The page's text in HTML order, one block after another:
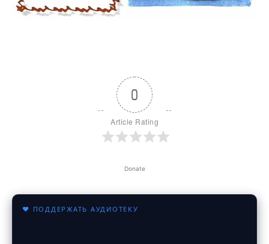
0
Article Rating
Donate
♥ ПОДДЕРЖАТЬ АУДИОТЕКУ